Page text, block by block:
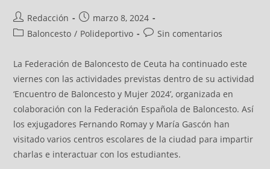
Redacción
marzo 8, 2024
Baloncesto / Polideportivo Sin comentarios
La Federación de Baloncesto de Ceuta ha continuado este
viernes con las actividades previstas dentro de su actividad
‘Encuentro de Baloncesto y Mujer 2024’, organizada en
colaboración con la Federación Española de Baloncesto. Así
los exjugadores Fernando Romay y María Gascón han
visitado varios centros escolares de la ciudad para impartir
charlas e interactuar con los estudiantes.